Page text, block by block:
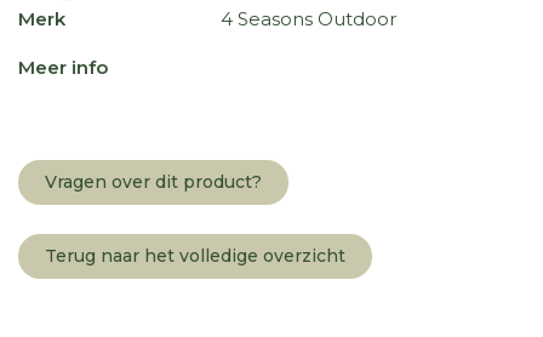
Merk
4 Seasons Outdoor
Meer info
Vragen over dit product?
Terug naar het volledige overzicht